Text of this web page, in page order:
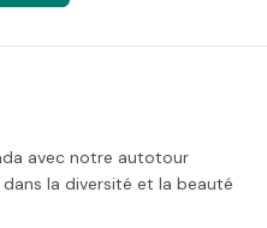
avec notre autotour
la diversité et la beauté